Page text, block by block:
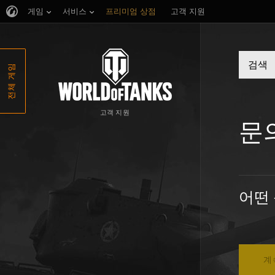
게임 서비스 프리미엄 상점 고객 지원
전체 게임
고객 지원
문
어떤
계